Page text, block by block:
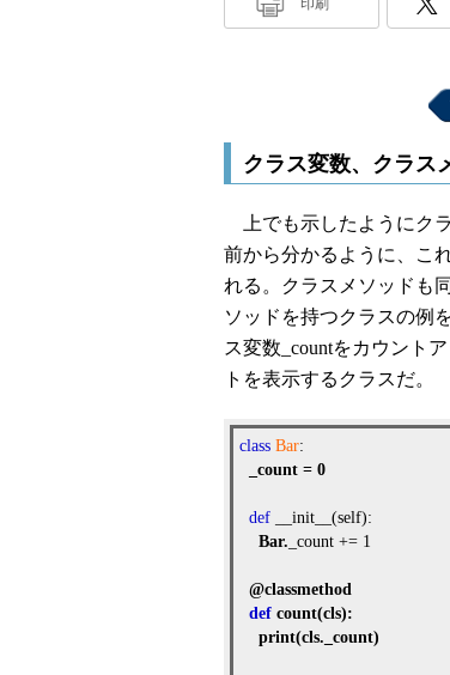
印刷
クラス変数、クラス
上でも示したようにク
前から分かるように、こ
れる。クラスメソッドも
ソッドを持つクラスの例
ス変数_countをカウント
トを表示するクラスだ。
class Bar:
_count = 0
def __init__(self):
Bar. _count += 1
@classmethod
def count(cls):
print(cls. _count)